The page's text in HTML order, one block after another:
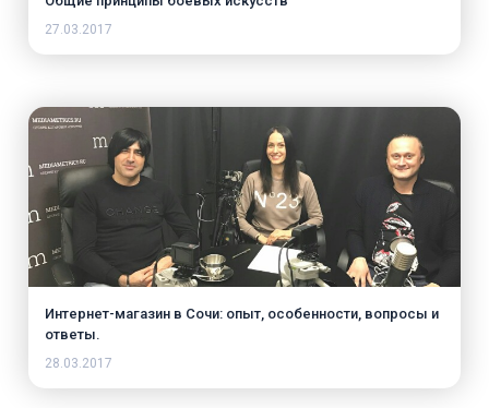
27.03.2017
Интернет-магазин в Сочи: опыт, особенности, вопросы и
ответы.
28.03.2017